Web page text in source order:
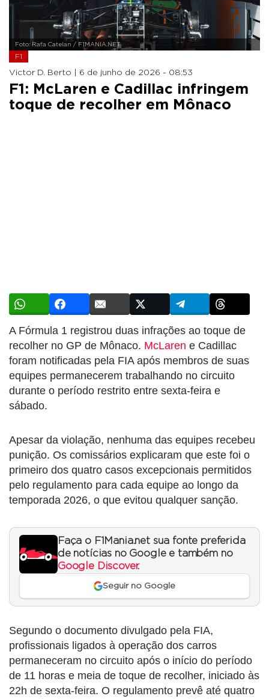
Foto: Rafa Catelan / F1MANIA.NET
F1
Victor D. Berto | 6 de junho de 2026 - 08:53
F1: McLaren e Cadillac infringem
toque de recolher em Mônaco
A Fórmula 1 registrou duas infrações ao toque de
recolher no GP de Mônaco. McLaren e Cadillac
foram notificadas pela FIA após membros de suas
equipes permanecerem trabalhando no circuito
durante o período restrito entre sexta-feira e
sábado.
Apesar da violação, nenhuma das equipes recebeu
punição. Os comissários explicaram que este foi o
primeiro dos quatro casos excepcionais permitidos
pelo regulamento para cada equipe ao longo da
temporada 2026, o que evitou qualquer sanção.
Faça o F1Mania.net sua fonte preferida
de notícias no Google e também no
Google Discover.
Seguir no Google
Segundo o documento divulgado pela FIA,
profissionais ligados à operação dos carros
permaneceram no circuito após o início do período
de 11 horas e meia de toque de recolher, iniciado às
22h de sexta-feira. O regulamento prevê até quatro